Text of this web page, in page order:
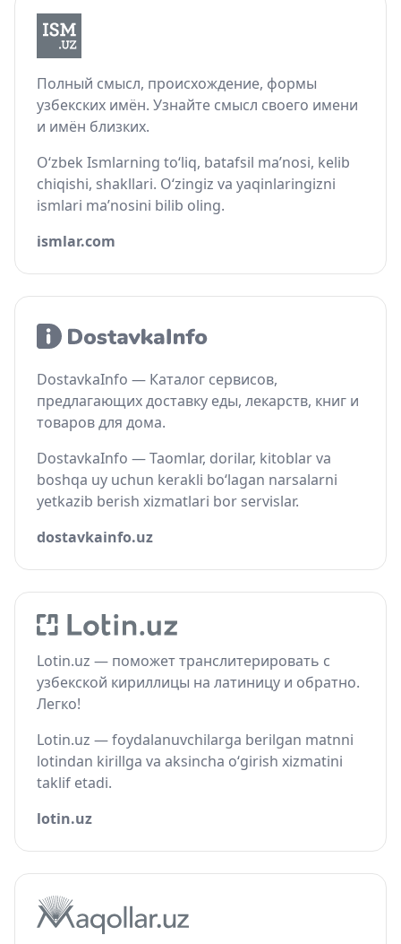
Полный смысл, происхождение, формы
узбекских имён. Узнайте смысл своего имени
и имён близких.
O‘zbek Ismlarning to‘liq, batafsil ma’nosi, kelib
chiqishi, shakllari. O‘zingiz va yaqinlaringizni
ismlari ma’nosini bilib oling.
ismlar.com
DostavkaInfo — Каталог сервисов,
предлагающих доставку еды, лекарств, книг и
товаров для дома.
DostavkaInfo — Taomlar, dorilar, kitoblar va
boshqa uy uchun kerakli bo‘lagan narsalarni
yetkazib berish xizmatlari bor servislar.
dostavkainfo.uz
Lotin.uz — поможет транслитерировать с
узбекской кириллицы на латиницу и обратно.
Легко!
Lotin.uz — foydalanuvchilarga berilgan matnni
lotindan kirillga va aksincha o‘girish xizmatini
taklif etadi.
lotin.uz